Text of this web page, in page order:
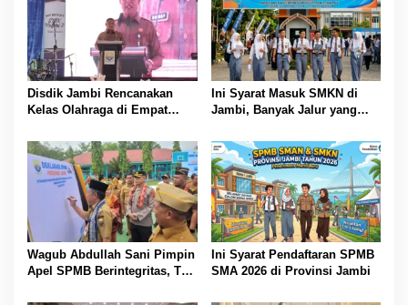
Disdik Jambi Rencanakan
Kelas Olahraga di Empat
Ini Syarat Masuk SMKN di
Jambi, Banyak Jalur yang
Wagub Abdullah Sani Pimpin
Apel SPMB Berintegritas, Tak
Ini Syarat Pendaftaran SPMB
SMA 2026 di Provinsi Jambi